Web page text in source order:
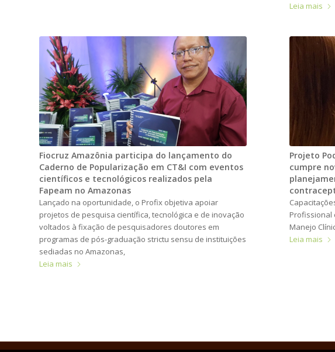
Leia mais
Fiocruz Amazônia participa do lançamento do
Caderno de Popularização em CT&I com eventos
científicos e tecnológicos realizados pela
Fapeam no Amazonas
Lançado na oportunidade, o Profix objetiva apoiar
projetos de pesquisa científica, tecnológica e de inovação
voltados à fixação de pesquisadores doutores em
programas de pós-graduação strictu sensu de instituições
sediadas no Amazonas,
Leia mais
Projeto
cumpre
Profissional
Manejo
Leia mais